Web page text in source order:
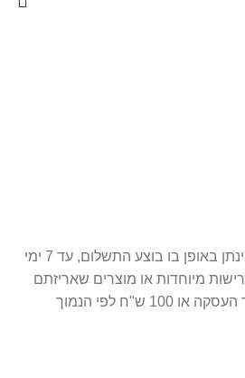
1. ניתן לבצע החלפה / זיכוי עתידי 14 יום מתאריך הרכישה בלבד, כאשר המוצר חדש ובאריזתו המקורית ( מוצר סגור לחלוטין. ) בצירוף חשבונית הקניה. 2. החזר כספי יינתן באופן בו בוצע התשלום, עד 7 ימי
מיוחדות או מוצרים שאריזתם
נפתחה. 3. התמונות הינן להמחשה בלבד. 4. חברת פרפיום אונליין רשאית לגבות דמי ביטול עסקה במקרה של ביטול שלא עקב פגם או אי התאמה בשיעור של 5% מסך העסקה או 100 ש"ח לפי הנמוך